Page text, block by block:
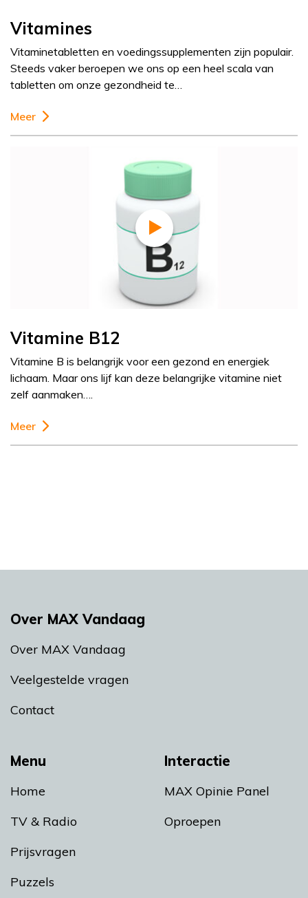
Vitamines
Vitaminetabletten en voedingssupplementen zijn populair.
Steeds vaker beroepen we ons op een heel scala van
tabletten om onze gezondheid te…
Meer
Vitamine B12
Vitamine B is belangrijk voor een gezond en energiek
lichaam. Maar ons lijf kan deze belangrijke vitamine niet
zelf aanmaken….
Meer
Menu
Home
TV & Radio
Prijsvragen
Puzzels
Interactie
MAX Opinie Panel
Oproepen
Over MAX Vandaag
Over MAX Vandaag
Veelgestelde vragen
Contact